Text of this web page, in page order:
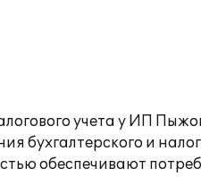
учета у ИП
бухгалтерского и
обеспечивают